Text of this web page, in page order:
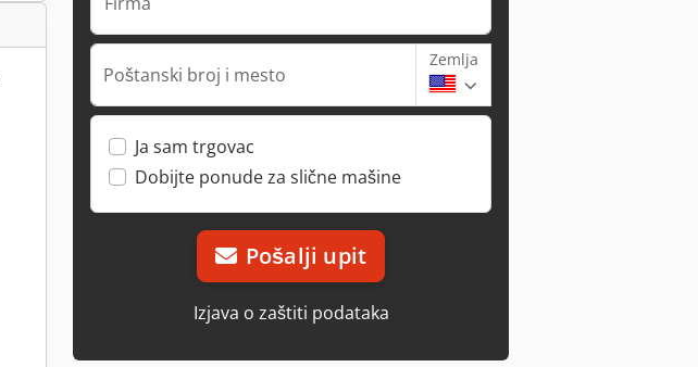
Poštanski broj i mesto
Zemlja
Ja sam trgovac
Dobijte ponude za slične mašine
Pošalji upit
Izjava o zaštiti podataka